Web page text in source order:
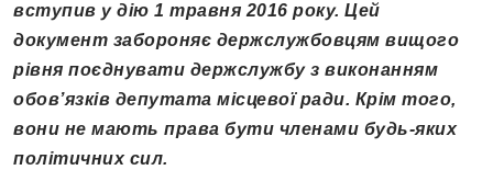
вступив у дію 1 травня 2016 року. Цей
документ забороняє держслужбовцям вищого
рівня поєднувати держслужбу з виконанням
обов’язків депутата місцевої ради. Крім того,
вони не мають права бути членами будь-яких
політичних сил.